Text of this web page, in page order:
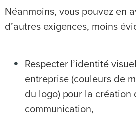
Néanmoins, vous pouvez en
d’autres exigences, moins
Respecter l’identité
entreprise (couleurs de
du logo) pour la création
communication,